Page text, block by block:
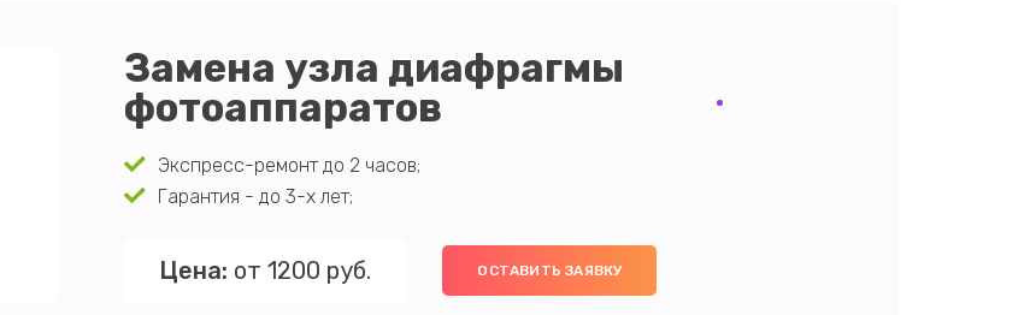
Замена узла диафрагмы
фотоаппаратов
Экспресс-ремонт до 2 часов;
Гарантия - до 3-х лет;
Цена: от 1200 руб. ОСТАВИТЬ ЗАЯВКУ